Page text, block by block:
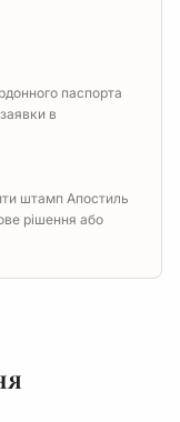
паспорта
в
штамп Апостиль
рішення або